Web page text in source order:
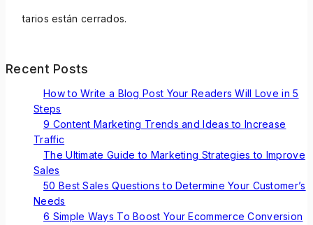
tarios están cerrados.
Recent Posts
How to Write a Blog Post Your Readers Will Love in 5
Steps
9 Content Marketing Trends and Ideas to Increase
Traffic
The Ultimate Guide to Marketing Strategies to Improve
Sales
50 Best Sales Questions to Determine Your Customer’s
Needs
6 Simple Ways To Boost Your Ecommerce Conversion